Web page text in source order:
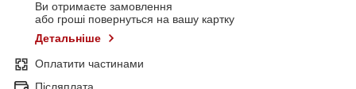
Ви отримаєте замовлення
або гроші повернуться на вашу картку
Детальніше
Оплатити частинами